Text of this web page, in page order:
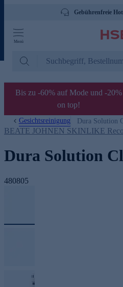
Gebührenfreie
Menü
Bis zu -60% auf Mode und -20%
on top!
Gesichtsreinigung Dura Solution
BEATE JOHNEN SKINLIKE
Dura Solution
480805